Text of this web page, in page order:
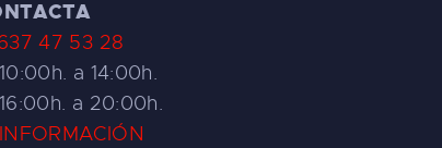
47 53 28
10:00h. a 14:00h.
16:00h. a 20:00h.
INFORMACIÓN